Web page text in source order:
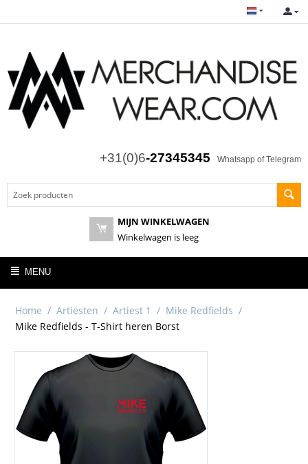
+31(0)6-27345345 Whatsapp of Telegram
MIJN WINKELWAGEN
Winkelwagen is leeg
MENU
Home / Artiesten / Artiest 1 / Mike Redfields /
Mike Redfields - T-Shirt heren Borst